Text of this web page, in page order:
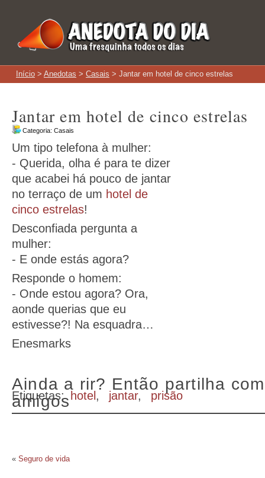
Início > Anedotas > Casais > Jantar em hotel de cinco estrelas
Jantar em hotel de cinco estrelas
Categoria: Casais
Um tipo telefona à mulher:
- Querida, olha é para te dizer
que acabei há pouco de jantar
no terraço de um hotel de
cinco estrelas!
Desconfiada pergunta a
mulher:
- E onde estás agora?
Responde o homem:
- Onde estou agora? Ora,
aonde querias que eu
estivesse?! Na esquadra…
Enesmarks
Ainda a rir? Então partilha
amigos
Etiquetas: hotel , jantar, prisão
« Seguro de vida